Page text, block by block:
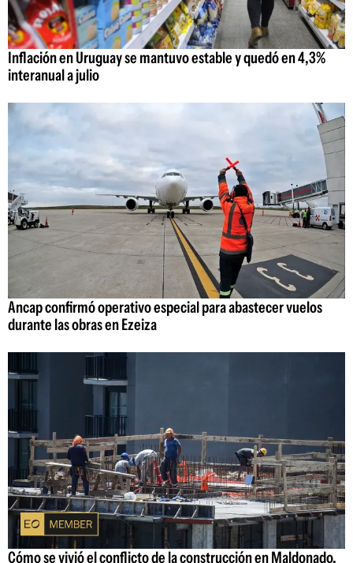
Inflación en Uruguay se mantuvo estable y quedó en 4,3%
interanual a julio
Ancap confirmó operativo especial para abastecer vuelos
durante las obras en Ezeiza
Cómo se vivió el conflicto de la construcción en Maldonado,